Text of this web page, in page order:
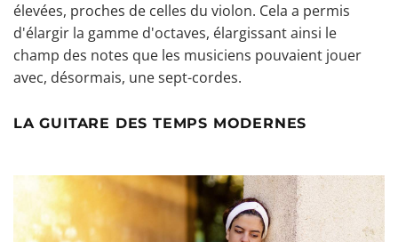
élevées, proches de celles du violon. Cela a permis
d'élargir la gamme d'octaves, élargissant ainsi le
champ des notes que les musiciens pouvaient jouer
avec, désormais, une sept-cordes.
LA GUITARE DES TEMPS MODERNES